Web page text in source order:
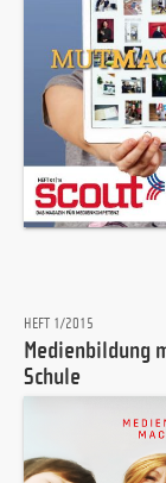
HEFT 1/2015
Medienbildung
Schule